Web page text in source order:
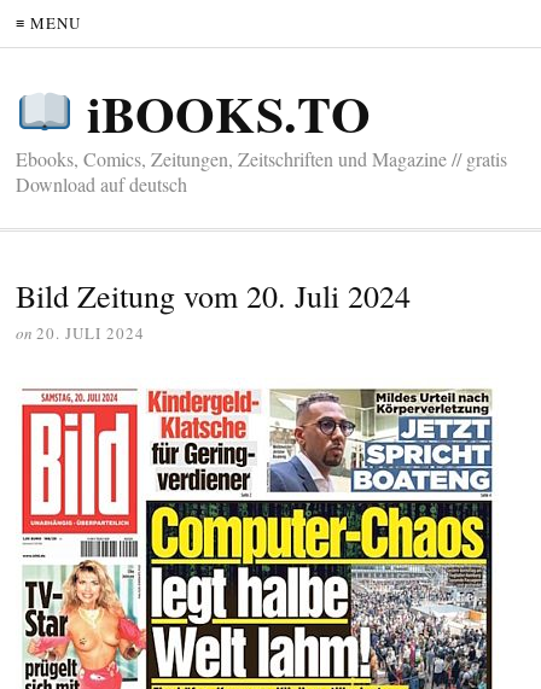
≡ MENU
iBOOKS.TO
Ebooks, Comics, Zeitungen, Zeitschriften und Magazine // gratis
Download auf deutsch
Bild Zeitung vom 20. Juli 2024
on 20. JULI 2024